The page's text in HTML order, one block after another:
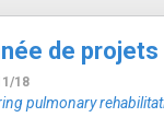
de
18
pulmonary